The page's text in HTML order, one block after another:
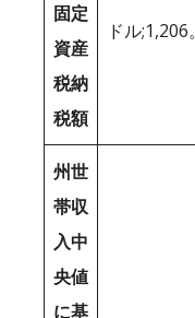
固定
資産
税納
税額
ドル;1,206。
州世
帯収
入中
央値
に基